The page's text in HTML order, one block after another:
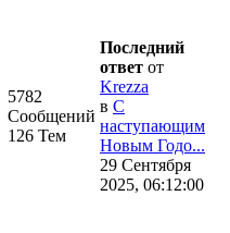
5782
Сообщений
126 Тем
Последний
ответ от
Krezza
в С
наступающим
Новым Годо...
29 Сентября
2025, 06:12:00